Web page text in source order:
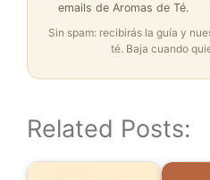
emails de Aromas de Té.
Sin spam: recibirás la guía y
té. Baja cuando
Related Posts: